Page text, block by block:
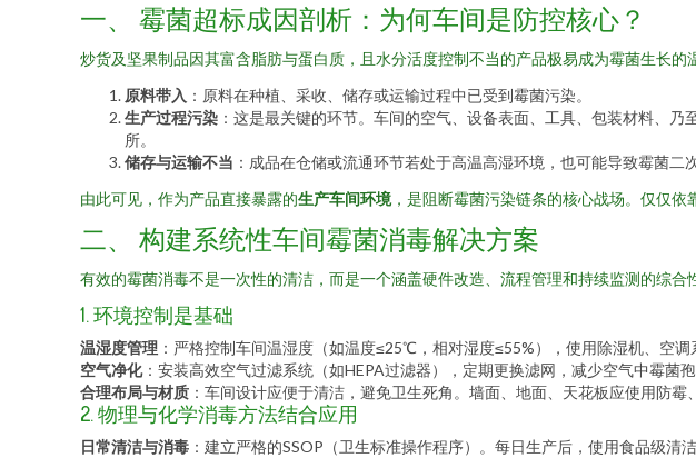
一、 霉菌超标成因剖析：为何车间是防控核心？
炒货及坚果制品因其富含脂肪与蛋白质，且水分活度控制不当的产品极易成为霉菌生长的
原料带入 ：原料在种植、采收、储存或运输过程中已受到霉菌污染。
生产过程污染 ：这是最关键的环节。车间的空气、设备表面、工具、包装材料、
所。
储存与运输不当 ：成品在仓储或流通环节若处于高温高湿环境，也可能导致霉菌二
由此可见，作为产品直接暴露的生产车间环境，是阻断霉菌污染链条的核心战场。仅仅
二、 构建系统性车间霉菌消毒解决方案
有效的霉菌消毒不是一次性的清洁，而是一个涵盖硬件改造、流程管理和持续监测的综合
1. 环境控制是基础
温湿度管理 ：严格控制车间温湿度（如温度≤25℃，相对湿度≤55%），使用除湿机、空调
空气净化：安装高效空气过滤系统（如HEPA过滤器），定期更换滤网，减少空气中霉菌
合理布局与材质 ：车间设计应便于清洁，避免卫生死角。墙面、地面、天花板应使用防
2. 物理与化学消毒方法结合应用
日常清洁与消毒 ：建立严格的SSOP（卫生标准操作程序）。每日生产后，使用食品级